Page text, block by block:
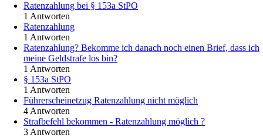
Ratenzahlung bei § 153a StPO
1 Antworten
Ratenzahlung
1 Antworten
Ratenzahlung? Bekomme ich danach noch einen Brief, dass ich
meine Geldstrafe los bin?
1 Antworten
§ 153a StPO
1 Antworten
Führerscheinetzug Ratenzahlung nicht möglich
4 Antworten
Strafbefehl bekommen - Ratenzahlung möglich ?
3 Antworten